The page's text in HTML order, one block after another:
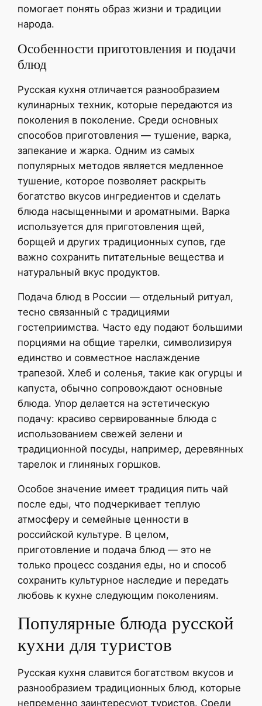
помогает понять образ жизни и традиции
народа.
Особенности приготовления и подачи
блюд
Русская кухня отличается разнообразием
кулинарных техник, которые передаются из
поколения в поколение. Среди основных
способов приготовления — тушение, варка,
запекание и жарка. Одним из самых
популярных методов является медленное
тушение, которое позволяет раскрыть
богатство вкусов ингредиентов и сделать
блюда насыщенными и ароматными. Варка
используется для приготовления щей,
борщей и других традиционных супов, где
важно сохранить питательные вещества и
натуральный вкус продуктов.
Подача блюд в России — отдельный ритуал,
тесно связанный с традициями
гостеприимства. Часто еду подают большими
порциями на общие тарелки, символизируя
единство и совместное наслаждение
трапезой. Хлеб и соленья, такие как огурцы и
капуста, обычно сопровождают основные
блюда. Упор делается на эстетическую
подачу: красиво сервированные блюда с
использованием свежей зелени и
традиционной посуды, например, деревянных
тарелок и глиняных горшков.
Особое значение имеет традиция пить чай
после еды, что подчеркивает теплую
атмосферу и семейные ценности в
российской культуре. В целом,
приготовление и подача блюд — это не
только процесс создания еды, но и способ
сохранить культурное наследие и передать
любовь к кухне следующим поколениям.
Популярные блюда русской
кухни для туристов
Русская кухня славится богатством вкусов и
разнообразием традиционных блюд, которые
непременно заинтересуют туристов. Среди